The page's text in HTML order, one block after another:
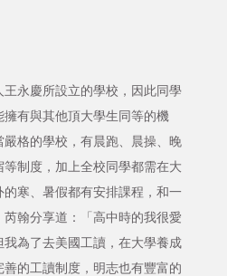
永慶所設立的學校，因此同學
有與其他頂大學生同等的機
格的學校，有晨跑、晨操、晚
制度，加上全校同學都需在大
寒、暑假都有安排課程，和一
翰分享道：「高中時的我很愛
為了去美國工讀，在大學養成
的工讀制度，明志也有豐富的